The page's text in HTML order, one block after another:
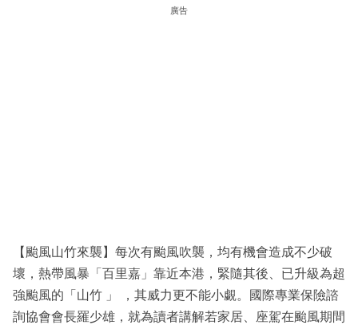
區
廣告
【颱風山竹來襲】每次有颱風吹襲，均有機會造成不少破
壞，熱帶風暴「百里嘉」靠近本港，緊隨其後、已升級為超
強颱風的「山竹 」 ，其威力更不能小覷。國際專業保險諮
詢協會會長羅少雄，就為讀者講解若家居、座駕在颱風期間